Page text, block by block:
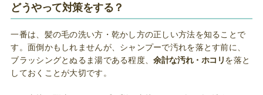
どうやって対策をする？
一番は、髪の毛の洗い方・乾かし方の正しい方法を知ることで
す。面倒かもしれませんが、シャンプーで汚れを落とす前に、
ブラッシングとぬるま湯である程度、余計な汚れ・ホコリを落と
しておくことが大切です。